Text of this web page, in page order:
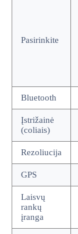
Pasirinkite
Bluetooth
Įstrižainė
(coliais)
Rezoliucija
GPS
Laisvų
rankų
įranga